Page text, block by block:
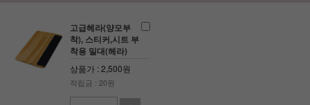
고급헤라(양모부
착), 스티커,시트 부
착용 밀대(헤라)
상품가 : 2,500원
적립금 : 20원